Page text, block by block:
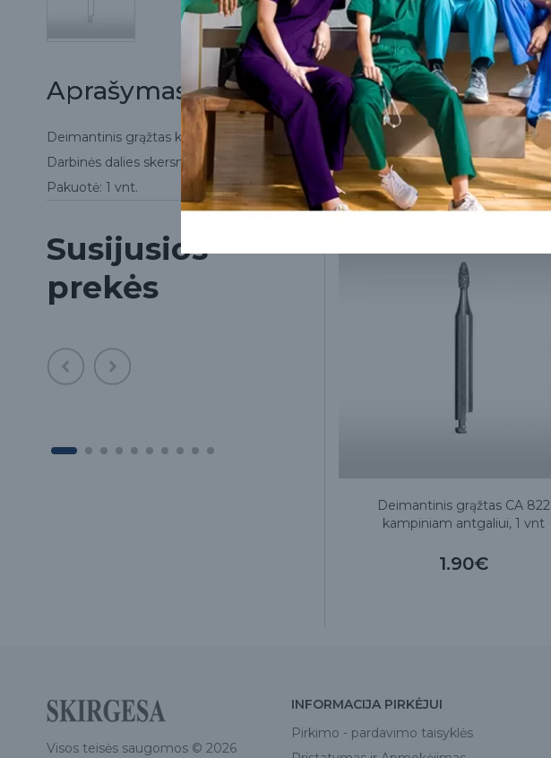
Aprašymas
Deimantinis grąžtas kampiniam antgaliui.
Darbinės dalies skersmuo: 1,4 mm.
Pakuotė: 1 vnt.
Susijusios
prekės
Deimantinis grąžtas CA 822
kampiniam antgaliui, 1 vnt
1.90€
Visos teisės saugomos © 2026
INFORMACIJA PIRKĖJUI
Pirkimo - pardavimo taisyklės